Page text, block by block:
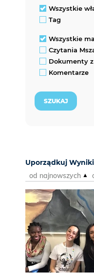
Wszystkie
Tag
Wszystkie
Czytania
Dokumenty
Komentarze
Uporządkuj
od najnowszych